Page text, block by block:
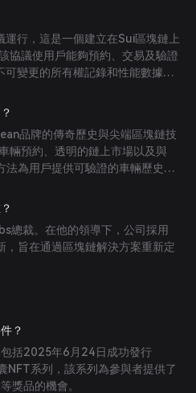
行，這是一個建立在Sui區塊鏈上
協議使用戶能夠預約、交易及驗證
變更的所有權記錄和性能數據。
的交易媒介。
品牌的傳奇歷史與尖端區塊鏈技
輛預約、透明的鏈上市場以及與
為用戶提供可驗證的車輛歷史記
總裁。在他的領導下，公司採用
旨在通過區塊鏈解決方案重新定
？
括2025年6月24日成功發行
NFT系列，該系列為參與者提供了
獎品的機會。